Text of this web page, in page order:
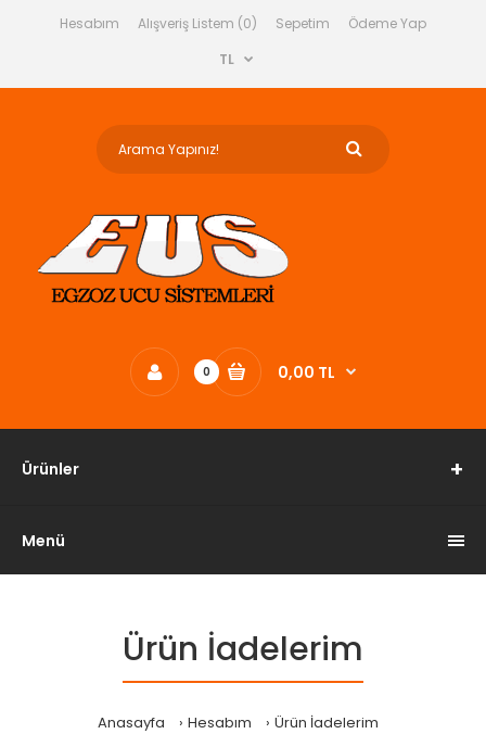
Hesabım Alışveriş Listem (0) Sepetim
Ödeme Yap
TL
0 0,00 TL
Ürünler
Menü
Ürün İadelerim
Anasayfa Hesabım Ürün İadelerim